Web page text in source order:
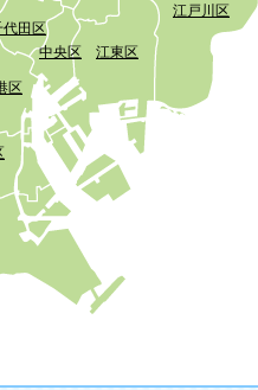
江戸川区
江東区
代田区
中央区
区